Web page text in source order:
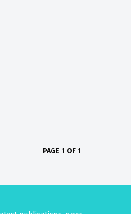
PAGE 1 OF 1